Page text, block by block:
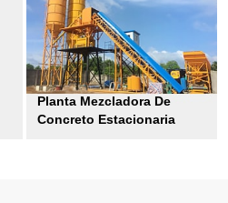
Planta Mezcladora De
Concreto Estacionaria